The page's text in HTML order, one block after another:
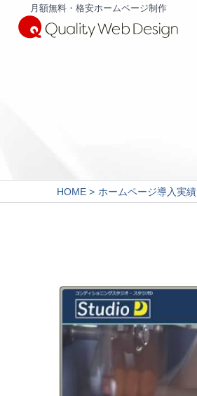
月額無料・格安ホームページ制作
HOME ホームページ導入実績